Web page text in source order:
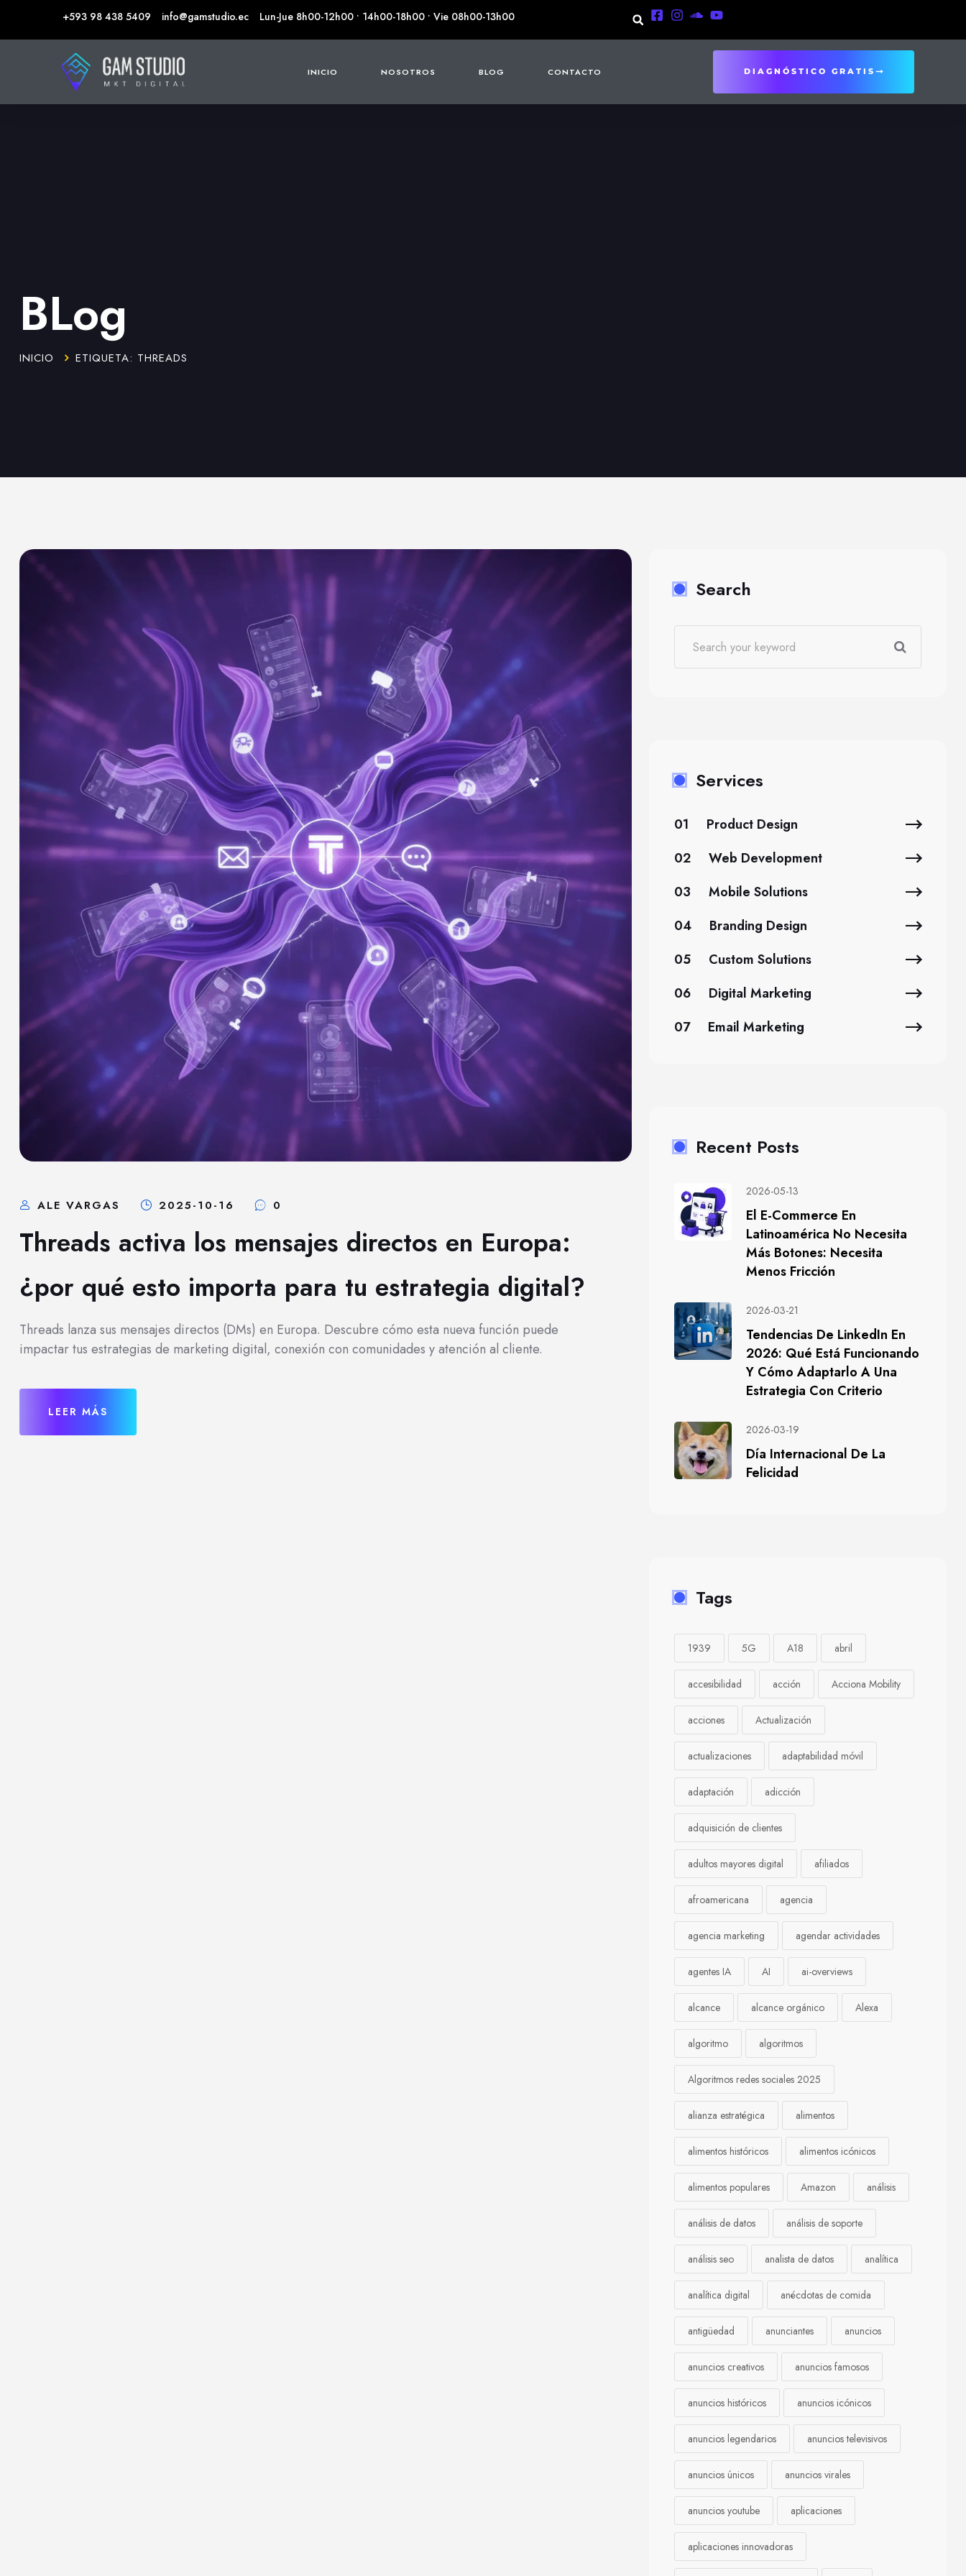
+593 98 438 5409 info@gamstudio.ec Lun-Jue 8h00-12h00 • 14h00-18h00 • Vie 08h00-13h00
INICIO NOSOTROS BLOG CONTACTO DIAGNÓSTICO GRATIS
BLog
INICIO ETIQUETA: THREADS
ALE VARGAS 2025-10-16 0
Threads activa los mensajes directos en Europa:
¿por qué esto importa para tu estrategia digital?
Threads lanza sus mensajes directos (DMs) en Europa. Descubre cómo esta nueva función puede
impactar tus estrategias de marketing digital, conexión con comunidades y atención al cliente.
LEER MÁS
Search
Services
01
Product Design
02
Web Development
03
Mobile Solutions
04
Branding Design
05
Custom Solutions
06
Digital Marketing
07
Email Marketing
Recent Posts
2026-05-13
El E-Commerce En
Latinoamérica No Necesita
Más Botones: Necesita
Menos Fricción
2026-03-21
Tendencias De LinkedIn En
2026: Qué Está Funcionando
Y Cómo Adaptarlo A Una
Estrategia Con Criterio
2026-03-19
Día Internacional De La
Felicidad
Tags
1939 5G A18 abril
accesibilidad acción Acciona Mobility
acciones Actualización
actualizaciones adaptabilidad móvil
adaptación adicción
adquisición de clientes
adultos mayores digital afiliados
afroamericana agencia
agencia marketing agendar actividades
agentes IA AI ai-overviews
alcance alcance orgánico Alexa
algoritmo algoritmos
Algoritmos redes sociales 2025
alianza estratégica alimentos
alimentos históricos alimentos icónicos
alimentos populares Amazon análisis
análisis de datos análisis de soporte
análisis seo analista de datos analítica
analítica digital anécdotas de comida
antigüedad anunciantes anuncios
anuncios creativos anuncios famosos
anuncios históricos anuncios icónicos
anuncios legendarios anuncios televisivos
anuncios únicos anuncios virales
anuncios youtube aplicaciones
aplicaciones innovadoras